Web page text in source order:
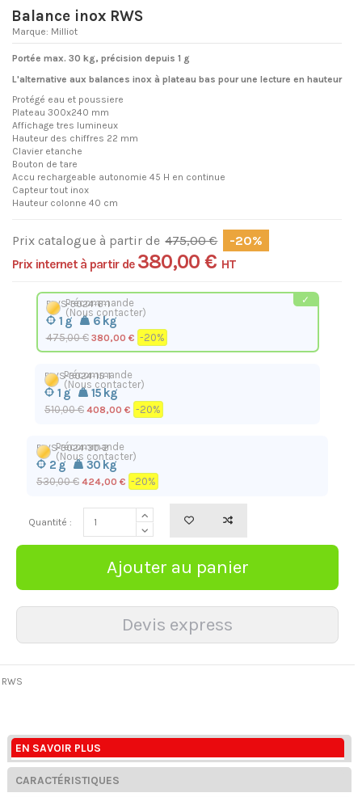
Balance inox RWS
Marque: Milliot
Portée max. 30 kg, précision depuis 1 g
L'alternative aux balances inox à plateau bas pour une lecture en hauteur
Protégé eau et poussiere
Plateau 300x240 mm
Affichage tres lumineux
Hauteur des chiffres 22 mm
Clavier etanche
Bouton de tare
Accu rechargeable autonomie 45 H en continue
Capteur tout inox
Hauteur colonne 40 cm
Prix catalogue à partir de 475,00 € -20%
Prix internet à partir de 380,00 € HT
RWS-3024-6-1
1 g 6 kg
475,00 € 380,00 € -20%
Précommande
(Nous contacter)
RWS-3024-15-1
1 g 15 kg
510,00 € 408,00 € -20%
Précommande
(Nous contacter)
RWS-3024-30-2
2 g 30 kg
530,00 € 424,00 € -20%
Précommande
(Nous contacter)
Quantité :
RWS
EN SAVOIR PLUS
CARACTÉRISTIQUES